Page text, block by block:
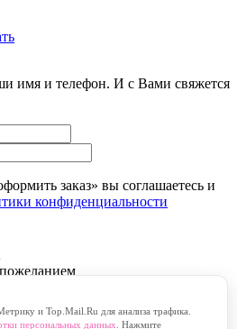
имя и телефон. И с Вами свяжется
заказ» вы соглашаетесь и
конфиденциальности
с пожеланием
с пожеланием
и Top.Mail.Ru для анализа трафика.
персональных данных . Нажмите